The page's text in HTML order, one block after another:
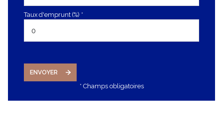
Taux d'emprunt (%) *
ENVOYER
* Champs obligatoires